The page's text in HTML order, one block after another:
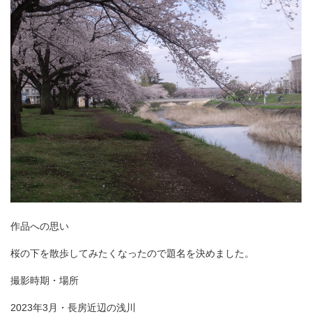
作品への思い
桜の下を散歩してみたくなったので題名を決めました。
撮影時期・場所
2023年3月・長房近辺の浅川